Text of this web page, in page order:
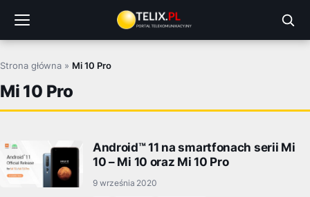
treści
Strona główna » Mi 10 Pro
Mi 10 Pro
Android™ 11 na smartfonach serii Mi
10 – Mi 10 oraz Mi 10 Pro
9 września 2020